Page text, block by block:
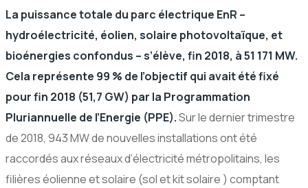
La puissance totale du parc électrique EnR –
hydroélectricité, éolien, solaire photovoltaïque, et
bioénergies confondus – s’élève, fin 2018, à 51 171 MW.
Cela représente 99 % de l’objectif qui avait été fixé
pour fin 2018 (51,7 GW) par la Programmation
Pluriannuelle de l’Energie (PPE).Sur le dernier trimestre
de 2018, 943 MW de nouvelles installations ont été
raccordés aux réseaux d’électricité métropolitains, les
filières éolienne et solaire (sol et kit solaire ) comptant